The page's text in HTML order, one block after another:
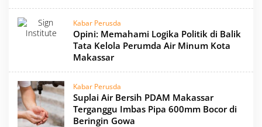
Kabar Perusda
Opini: Memahami Logika Politik di Balik
Tata Kelola Perumda Air Minum Kota
Makassar
Kabar Perusda
Suplai Air Bersih PDAM Makassar
Terganggu Imbas Pipa 600mm Bocor di
Beringin Gowa